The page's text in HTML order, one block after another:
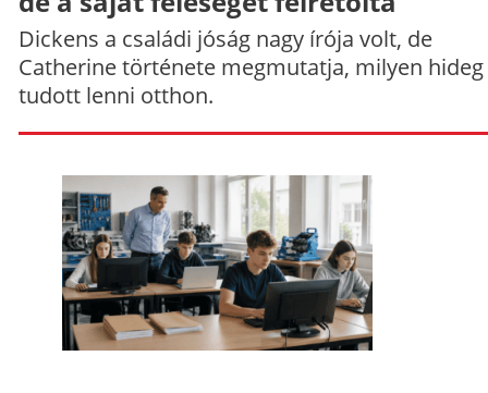
Dickens a családi jóság nagy írója volt, de
Catherine története megmutatja, milyen hideg
tudott lenni otthon.